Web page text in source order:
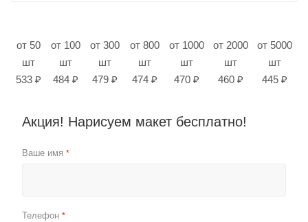
от 50
шт
533 ₽
от 100
шт
484 ₽
от 300
шт
479 ₽
от 800
шт
474 ₽
от 1000
шт
470 ₽
от 2000
шт
460 ₽
от 5000
шт
445 ₽
Акция! Нарисуем макет бесплатно!
Ваше имя *
Телефон *